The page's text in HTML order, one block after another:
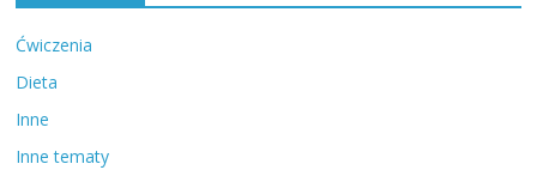
Ćwiczenia
Dieta
Inne
Inne tematy